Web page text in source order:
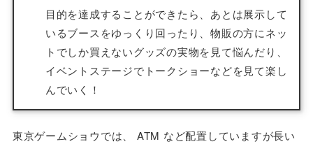
目的を達成することができたら、あとは展示して
いるブースをゆっくり回ったり、物販の方にネッ
トでしか買えないグッズの実物を見て悩んだり、
イベントステージでトークショーなどを見て楽し
んでいく！
東京ゲームショウでは、 ATM など配置していますが長い